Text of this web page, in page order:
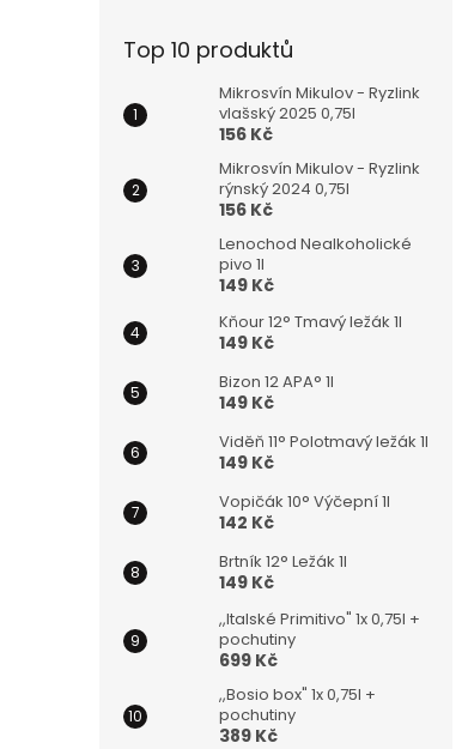
Top 10 produktů
Mikrosvín Mikulov - Ryzlink
vlašský 2025 0,75l
156 Kč
Mikrosvín Mikulov - Ryzlink
rýnský 2024 0,75l
156 Kč
Lenochod Nealkoholické
pivo 1l
149 Kč
Kňour 12° Tmavý ležák 1l
149 Kč
Bizon 12 APA° 1l
149 Kč
Viděň 11° Polotmavý ležák 1l
149 Kč
Vopičák 10° Výčepní 1l
142 Kč
Brtník 12° Ležák 1l
149 Kč
,,Italské Primitivo" 1x 0,75l +
pochutiny
699 Kč
,,Bosio box" 1x 0,75l +
pochutiny
389 Kč